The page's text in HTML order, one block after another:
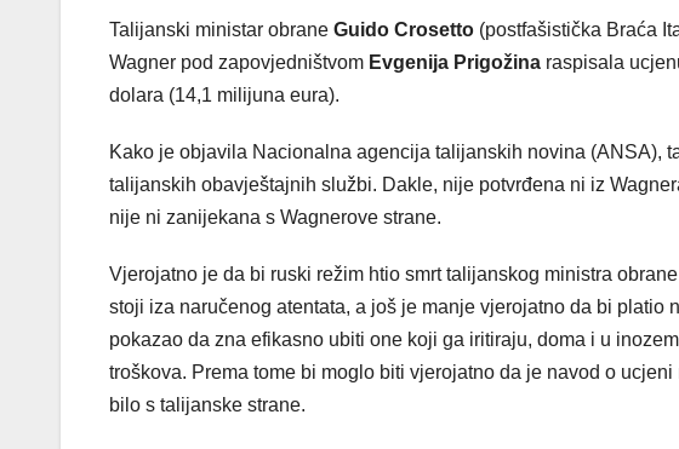
Talijanski ministar obrane Guido Crosetto (postfašistička Braća
Wagner pod zapovjedništvom Evgenija Prigožina raspisala
dolara (14,1 milijuna eura).
Kako je objavila Nacionalna agencija talijanskih novina (ANSA),
talijanskih obavještajnih službi. Dakle, nije potvrđena ni iz
nije ni zanijekana s Wagnerove strane.
Vjerojatno je da bi ruski režim htio smrt talijanskog ministra
stoji iza naručenog atentata, a još je manje vjerojatno da bi platio
pokazao da zna efikasno ubiti one koji ga iritiraju, doma i u
troškova. Prema tome bi moglo biti vjerojatno da je navod o
bilo s talijanske strane.